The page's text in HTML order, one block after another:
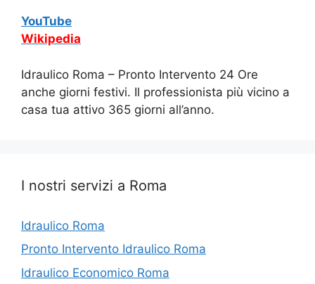
YouTube
Wikipedia
Idraulico Roma – Pronto Intervento 24 Ore
anche giorni festivi. Il professionista più vicino a
casa tua attivo 365 giorni all’anno.
I nostri servizi a Roma
Idraulico Roma
Pronto Intervento Idraulico Roma
Idraulico Economico Roma